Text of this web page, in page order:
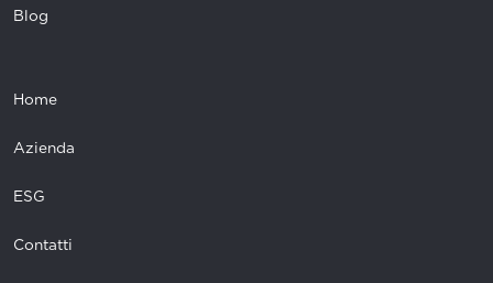
Blog
Home
Azienda
ESG
Contatti